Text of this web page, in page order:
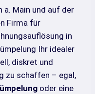
a. Main und auf der
Firma für
in
Ihr idealer
diskret und
zu schaffen – egal,
oder eine